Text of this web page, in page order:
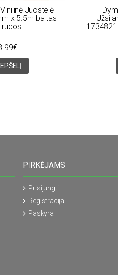
Juostelė
x 5.5m baltas
rudos
PIRKĖJAMS
Prisijungti
Registracija
Paskyra